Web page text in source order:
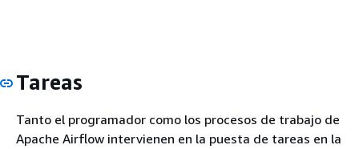
Tareas
Tanto el programador como los procesos de trabajo de
Apache Airflow intervienen en la puesta de tareas en la